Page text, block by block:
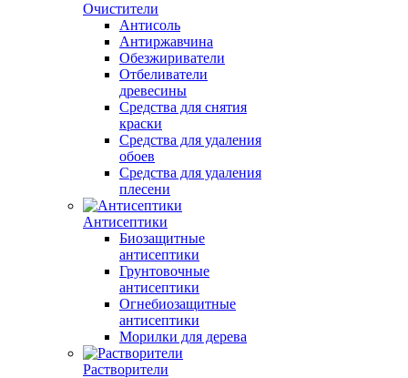
Очистители
Антисоль
Антиржавчина
Обезжириватели
Отбеливатели
древесины
Средства для снятия
краски
Средства для удаления
обоев
Средства для удаления
плесени
Антисептики
Биозащитные
антисептики
Грунтовочные
антисептики
Огнебиозащитные
антисептики
Морилки для дерева
Растворители